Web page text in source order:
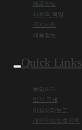
제품정보
사회적 책임
공지사항
채용정보
Quick Links
문의하기
법적 문제
이상사례보고
개인정보보호정책